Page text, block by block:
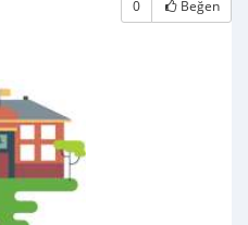
0 Beğen